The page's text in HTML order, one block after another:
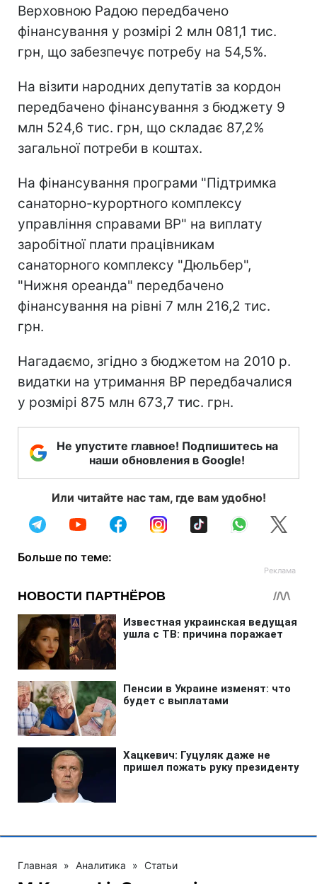
Верховною Радою передбачено
фінансування у розмірі 2 млн 081,1 тис.
грн, що забезпечує потребу на 54,5%.
На візити народних депутатів за кордон
передбачено фінансування з бюджету 9
млн 524,6 тис. грн, що складає 87,2%
загальної потреби в коштах.
На фінансування програми "Підтримка
санаторно-курортного комплексу
управління справами ВР" на виплату
заробітної плати працівникам
санаторного комплексу "Дюльбер",
"Нижня ореанда" передбачено
фінансування на рівні 7 млн 216,2 тис.
грн.
Нагадаємо, згідно з бюджетом на 2010 р.
видатки на утримання ВР передбачалися
у розмірі 875 млн 673,7 тис. грн.
Не упустите главное! Подпишитесь на
наши обновления в Google!
Или читайте нас там, где вам удобно!
Больше по теме:
Главная » Аналитика » Статьи